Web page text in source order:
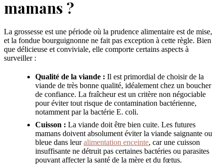
mamans ?
La grossesse est une période où la prudence alimentaire est de mise,
et la fondue bourguignonne ne fait pas exception à cette règle. Bien
que délicieuse et conviviale, elle comporte certains aspects à
surveiller :
Qualité de la viande : Il est primordial de choisir de la
viande de très bonne qualité, idéalement chez un boucher
de confiance. La fraîcheur est un critère non négociable
pour éviter tout risque de contamination bactérienne,
notamment par la bactérie E. coli.
Cuisson : La viande doit être bien cuite. Les futures
mamans doivent absolument éviter la viande saignante ou
bleue dans leuralimentation enceinte, car une cuisson
insuffisante ne détruit pas certaines bactéries ou parasites
pouvant affecter la santé de la mère et du fœtus.